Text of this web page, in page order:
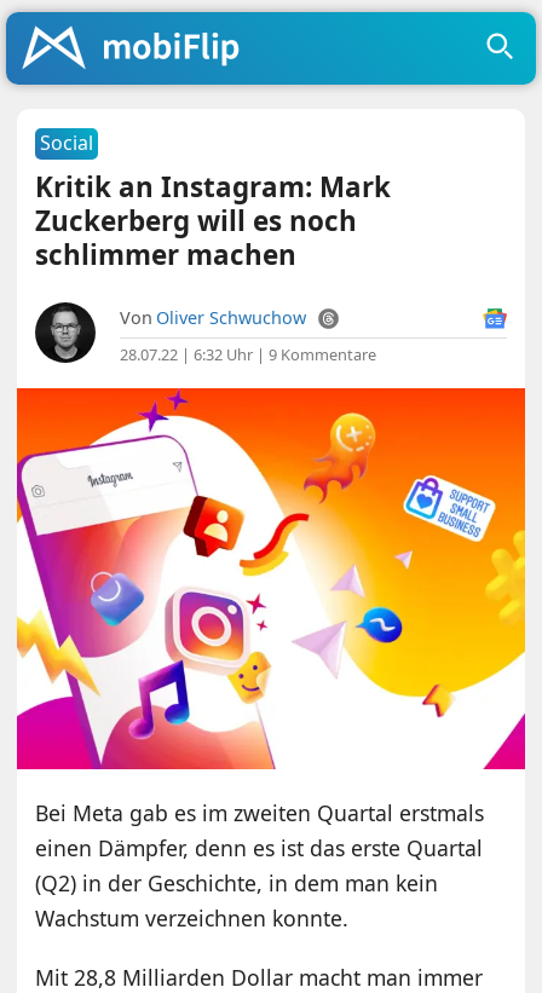
Social
Kritik an Instagram: Mark
Zuckerberg will es noch
schlimmer machen
Von Oliver Schwuchow
28.07.22 | 6:32 Uhr |9 Kommentare
Bei Meta gab es im zweiten Quartal erstmals
einen Dämpfer, denn es ist das erste Quartal
(Q2) in der Geschichte, in dem man kein
Wachstum verzeichnen konnte.
Mit 28,8 Milliarden Dollar macht man immer